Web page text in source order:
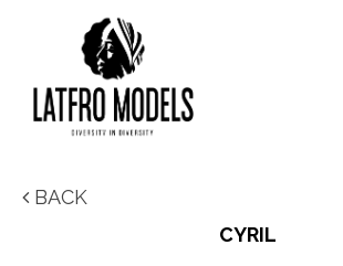
BACK
CYRIL